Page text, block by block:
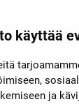
käyttää
ja